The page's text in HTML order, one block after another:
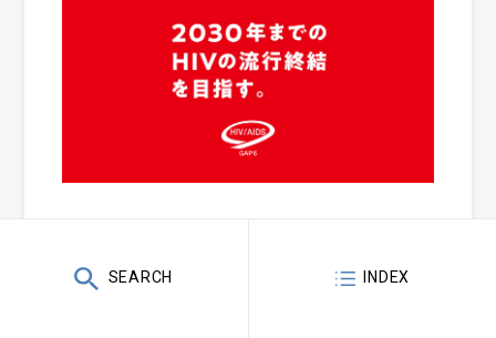
SEARCH INDEX
HIV／エイズの流行終結を目指して、6
お問い合わせ
＼ 記事更新中 ／